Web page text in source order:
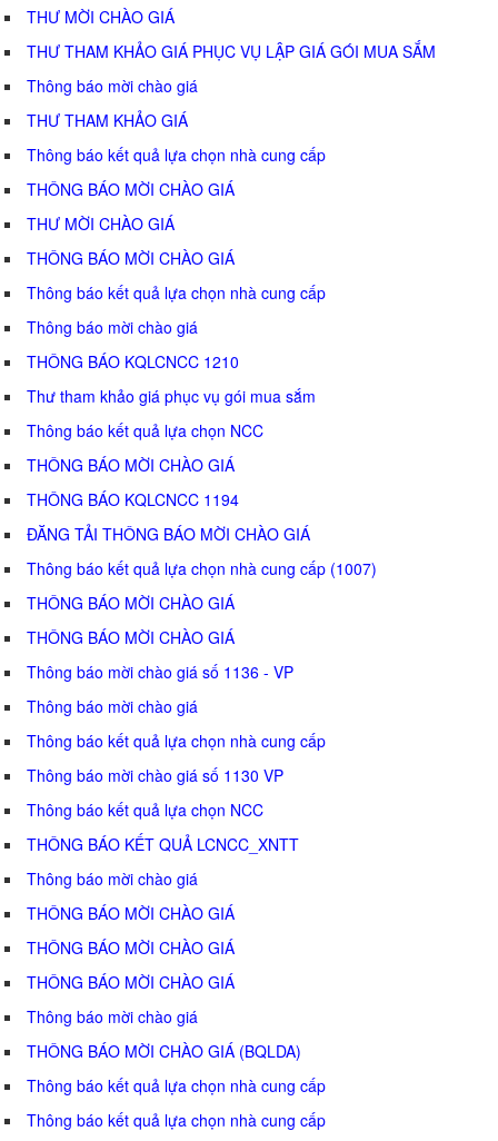
THƯ MỜI CHÀO GIÁ
THƯ THAM KHẢO GIÁ PHỤC VỤ LẬP GIÁ GÓI MUA SẮM
Thông báo mời chào giá
THƯ THAM KHẢO GIÁ
Thông báo kết quả lựa chọn nhà cung cấp
THÔNG BÁO MỜI CHÀO GIÁ
THƯ MỜI CHÀO GIÁ
THÔNG BÁO MỜI CHÀO GIÁ
Thông báo kết quả lựa chọn nhà cung cấp
Thông báo mời chào giá
THÔNG BÁO KQLCNCC 1210
Thư tham khảo giá phục vụ gói mua sắm
Thông báo kết quả lựa chọn NCC
THÔNG BÁO MỜI CHÀO GIÁ
THÔNG BÁO KQLCNCC 1194
ĐĂNG TẢI THÔNG BÁO MỜI CHÀO GIÁ
Thông báo kết quả lựa chọn nhà cung cấp (1007)
THÔNG BÁO MỜI CHÀO GIÁ
THÔNG BÁO MỜI CHÀO GIÁ
Thông báo mời chào giá số 1136 - VP
Thông báo mời chào giá
Thông báo kết quả lựa chọn nhà cung cấp
Thông báo mời chào giá số 1130 VP
Thông báo kết quả lựa chọn NCC
THÔNG BÁO KẾT QUẢ LCNCC_XNTT
Thông báo mời chào giá
THÔNG BÁO MỜI CHÀO GIÁ
THÔNG BÁO MỜI CHÀO GIÁ
THÔNG BÁO MỜI CHÀO GIÁ
Thông báo mời chào giá
THÔNG BÁO MỜI CHÀO GIÁ (BQLDA)
Thông báo kết quả lựa chọn nhà cung cấp
Thông báo kết quả lựa chọn nhà cung cấp